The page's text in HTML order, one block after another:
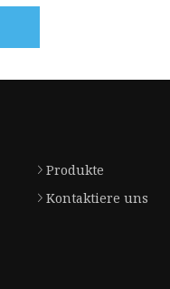
Produkte
Kontaktiere uns